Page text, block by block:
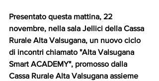
Presentato questa mattina, 22
novembre, nella sala Jellici della Cassa
Rurale Alta Valsugana, un nuovo ciclo
di incontri chiamato "Alta Valsugana
Smart ACADEMY", promosso dalla
Cassa Rurale Alta Valsugana assieme